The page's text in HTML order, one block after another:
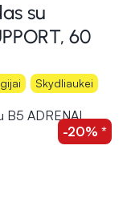
su
60
Skydliaukei
-20% *